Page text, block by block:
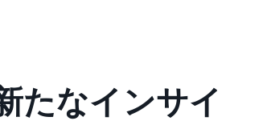
たなインサイ